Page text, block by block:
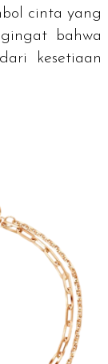
cinta yang
bahwa
kesetiaan